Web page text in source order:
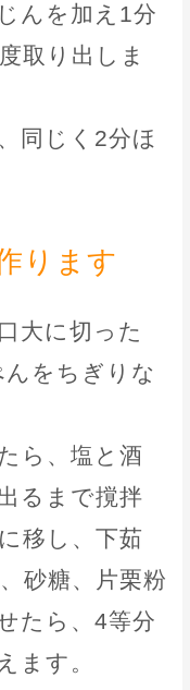
んを加え1分
取り出しま
同じく2分ほ
ります
大に切った
をちぎりな
ら、塩と酒
るまで撹拌
移し、下茹
砂糖、片栗粉
たら、4等分
ます。